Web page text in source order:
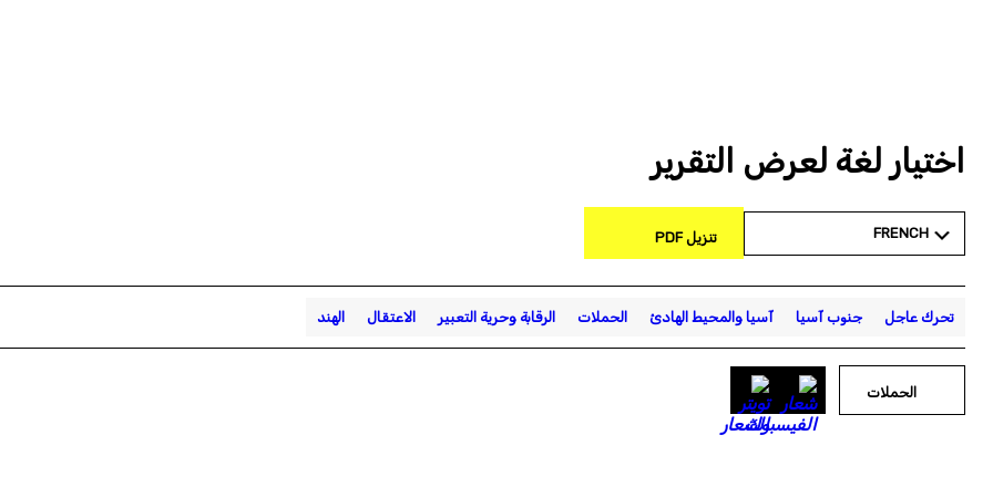
اختيار لغة لعرض التقرير
FRENCH تنزيل PDF
تحرك عاجل جنوب آسيا آسيا والمحيط الهادئ الحملات الرقابة وحرية التعبير الاعتقال الهند
الحملات